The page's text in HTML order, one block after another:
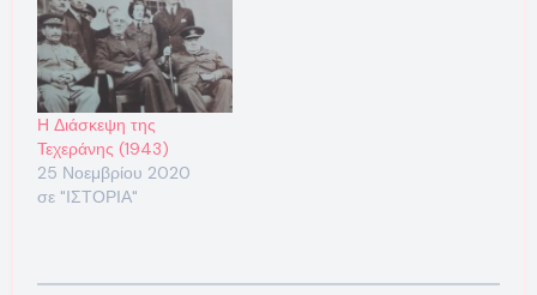
Η Διάσκεψη της
Τεχεράνης (1943)
25 Νοεμβρίου 2020
σε "ΙΣΤΟΡΙΑ"